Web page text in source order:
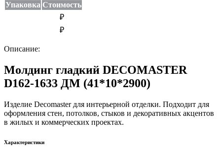
Упаковка Стоимость
₽
₽
Описание:
Молдинг гладкий DECOMASTER
D162-1633 ДМ (41*10*2900)
Изделие Decomaster для интерьерной отделки. Подходит для
оформления стен, потолков, стыков и декоративных акцентов
в жилых и коммерческих проектах.
Характеристики